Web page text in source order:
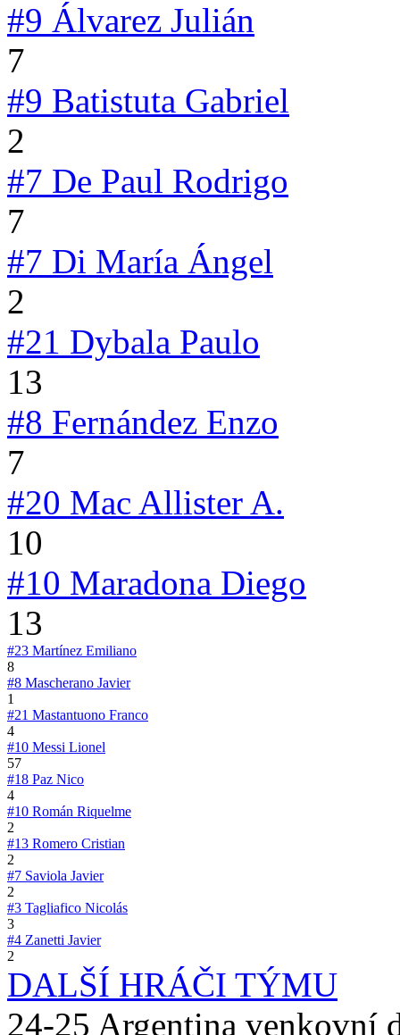
#9 Álvarez Julián
7
#9 Batistuta Gabriel
2
#7 De Paul Rodrigo
7
#7 Di María Ángel
2
#21 Dybala Paulo
13
#8 Fernández Enzo
7
#20 Mac Allister A.
10
#10 Maradona Diego
13
#23 Martínez Emiliano
8
#8 Mascherano Javier
1
#21 Mastantuono Franco
4
#10 Messi Lionel
57
#18 Paz Nico
4
#10 Román Riquelme
2
#13 Romero Cristian
2
#7 Saviola Javier
2
#3 Tagliafico Nicolás
3
#4 Zanetti Javier
2
DALŠÍ HRÁČI TÝMU
24-25 Argentina venkovní